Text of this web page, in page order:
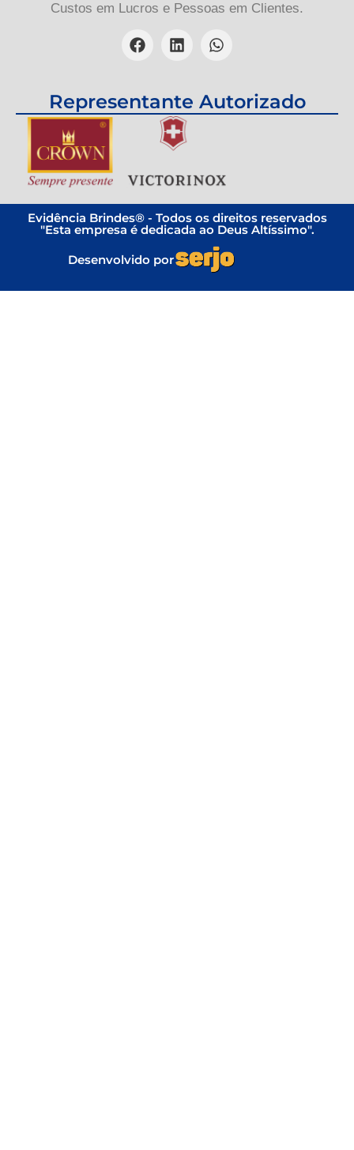
Custos em Lucros e Pessoas em Clientes.
Representante Autorizado
Evidência Brindes® - Todos os direitos reservados
"Esta empresa é dedicada ao Deus Altíssimo".
Desenvolvido por